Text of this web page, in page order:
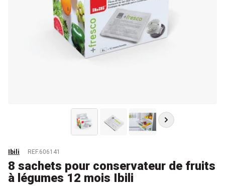
Ibili REF.606141
8 sachets pour conservateur de fruits
à légumes 12 mois Ibili